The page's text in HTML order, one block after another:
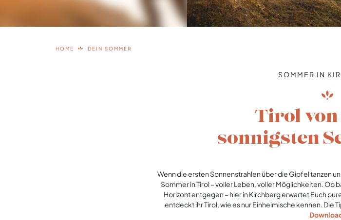
HOME DEIN SOMMER
SOMMER IN
Tirol
sonnigsten
Wenn die ersten Sonnenstrahlen über die Gipfel tanzen
Sommer in Tirol – voller Leben, voller Möglichkeiten. Ob
Horizont entgegen – hier in Kirchberg erwartet Euch
entdeckt ihr Tirol, wie es nur Einheimische kennen. Die